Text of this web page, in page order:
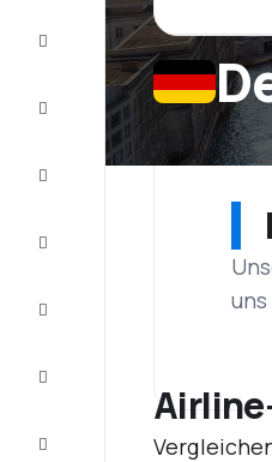
Kurzurlaub
Kundenservice